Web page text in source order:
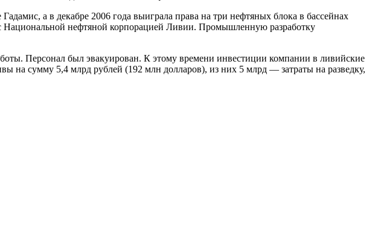
а в декабре 2006 года выиграла права на три нефтяных блока в бассейнах
Национальной нефтяной корпорацией Ливии. Промышленную разработку
Персонал был эвакуирован. К этому времени инвестиции компании в ливийские
на сумму 5,4 млрд рублей (192 млн долларов), из них 5 млрд — затраты на разведку,